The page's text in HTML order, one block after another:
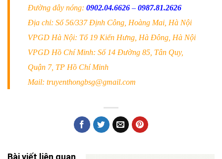
Đường dây nóng: 0902.04.6626 – 0987.81.2626
Địa chỉ: Số 56/337 Định Công, Hoàng Mai, Hà Nội
VPGD Hà Nội: Tổ 19 Kiến Hưng, Hà Đông, Hà Nội
VPGD Hồ Chí Minh: Số 14 Đường 85, Tân Quy,
Quận 7, TP Hồ Chí Minh
Mail: truyenthongbsg@gmail.com
Bài viết liên quan